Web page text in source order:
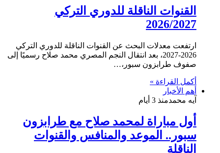
القنوات الناقلة للدوري التركي
2026/2027
ارتفعت معدلات البحث عن القنوات الناقلة للدوري التركي
2026-2027، بعد انتقال النجم المصري محمد صلاح رسميًا إلى
صفوف طرابزون سبور،…
أكمل القراءة »
أهم الأخبار
آيه محمدمنذ 3 أيام
أول مباراة لمحمد صلاح مع طرابزون
سبور.. الموعد والمنافس والقنوات
الناقلة